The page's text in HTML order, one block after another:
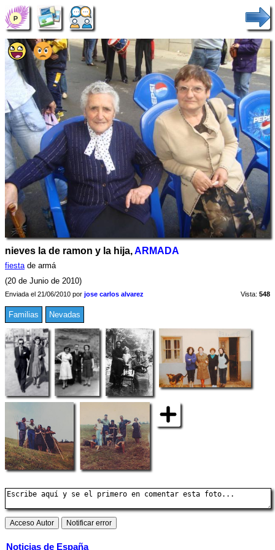
nieves la de ramon y la hija,ARMADA
fiestade armá
(20 de Junio de 2010)
Enviada el 21/06/2010 por jose carlos alvarez Vista: 548
Familias Nevadas
Noticias de España